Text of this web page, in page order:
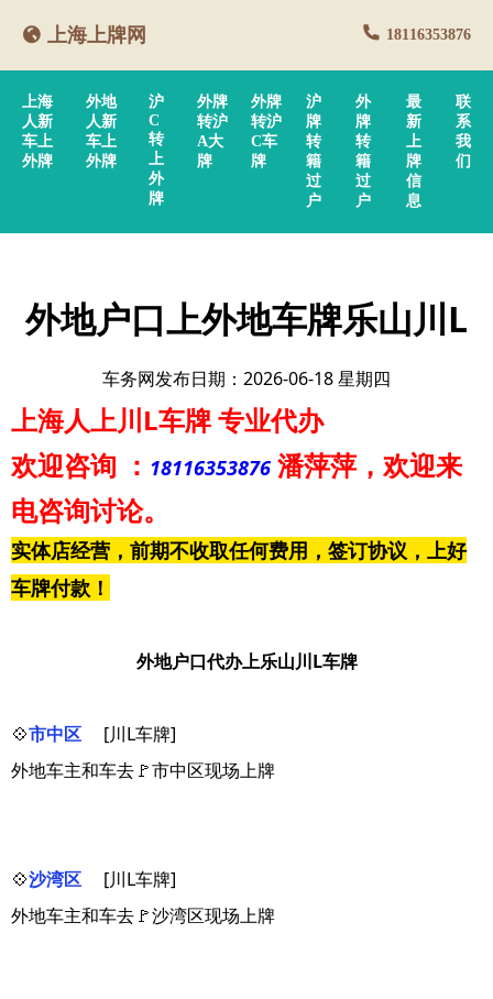
上海上牌网 18116353876
上海
人新
车上
外牌
外地
人新
车上
外牌
沪
C
转
上
外
牌
外牌
转沪
A大
牌
外牌
转沪
C车
牌
沪
牌
转
籍
过
户
外
牌
转
籍
过
户
最
新
上
牌
信
息
联
系
我
们
外地户口上外地车牌乐山川L
车务网发布日期：2026-06-18 星期四
上海人上川L车牌专业代办
欢迎咨询 ： 18116353876 潘萍萍 ，欢迎来
电咨询讨论。
实体店经营，前期不收取任何费用，签订协议，上好
车牌付款！
外地户口代办上乐山川L车牌
💠市中区
[川L车牌]
外地车主和车去🚩市中区现场上牌
💠沙湾区
[川L车牌]
外地车主和车去🚩沙湾区现场上牌